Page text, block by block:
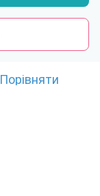
Порівняти